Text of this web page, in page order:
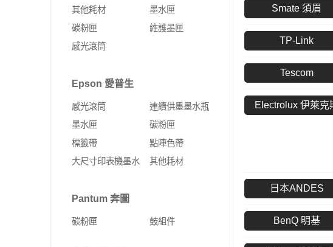
多功能事務機
黑白多功能複合機
黑白雷射印表機
Supermicro 美超微
MSI 微星
DELL 戴爾
HP 惠普
Lenovo 聯想
外接式SSD固態硬碟
SSD固態硬碟
固態硬碟
電子相框
PCI-E 無線網卡
10G PCIe有線網路卡
藍芽
ExpertWIFI商用系列
無線路由器
數位
數位傳
HYT
機
HYT
HYT
其他耗材
墨水匣
碳粉匣
維護墨匣
感光滾筒
Epson 愛普生
感光滾筒
連續供墨墨水瓶
墨水匣
碳粉匣
標籤帶
點陣色帶
大尺寸印表機墨水
其他耗材
Pantum 奔圖
碳粉匣 鼓組件
Smate 須眉
TP-Link
Tescom
Electrolux 伊萊克
日本ANDES
BenQ 明基